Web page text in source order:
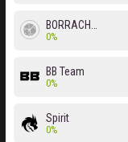
0%
BB Team
0%
Spirit
0%